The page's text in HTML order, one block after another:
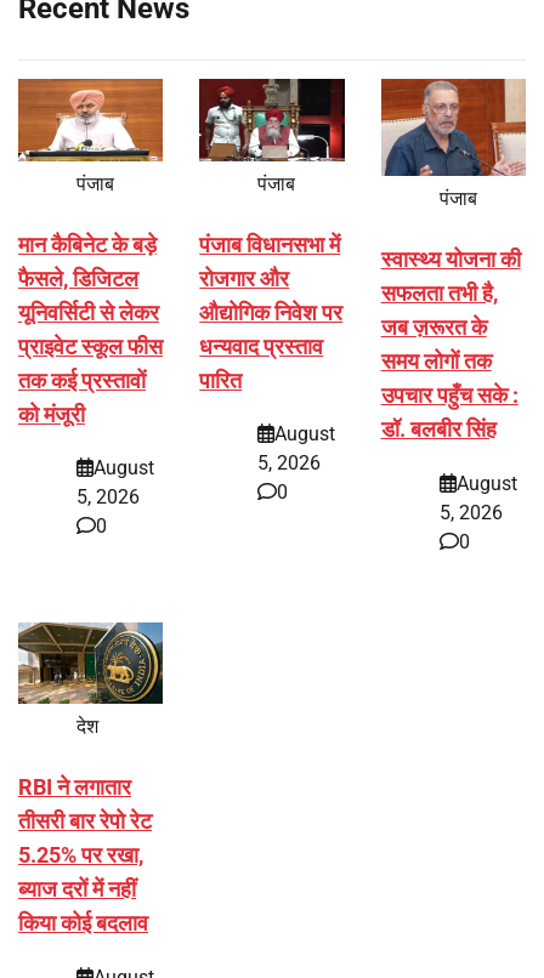
Recent News
पंजाब
मान कैबिनेट के बड़े
फैसले, डिजिटल
यूनिवर्सिटी से लेकर
प्राइवेट स्कूल फीस
तक कई प्रस्तावों
को मंजूरी
August
5, 2026
0
पंजाब
पंजाब विधानसभा में
रोजगार और
औद्योगिक निवेश पर
धन्यवाद प्रस्ताव
पारित
August
5, 2026
0
पंजाब
स्वास्थ्य योजना की
सफलता तभी है,
जब ज़रूरत के
समय लोगों तक
उपचार पहुँच सके :
डॉ. बलबीर सिंह
August
5, 2026
0
देश
RBI ने लगातार
तीसरी बार रेपो रेट
5.25% पर रखा,
ब्याज दरों में नहीं
किया कोई बदलाव